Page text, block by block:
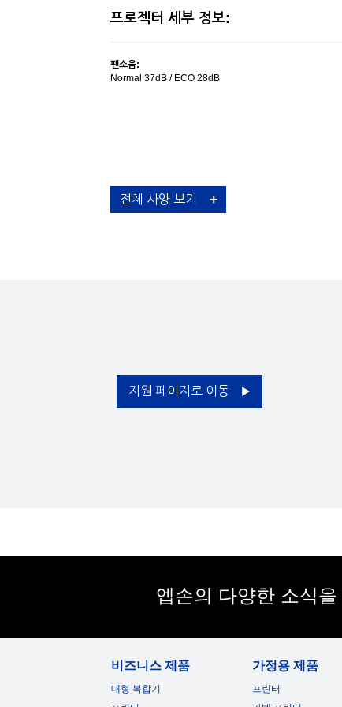
프로젝터 세부 정보:
팬소음:
Normal 37dB / ECO 28dB
밝기:
H Keystone : -30° ~ +30°
V Keystone : -30° ~ +30°
광출력 균일도:
220-240V Area(Europe etc), Networked Standby : 2.0W
Normal) : 285W
220-240V Area(Europe etc), LD On(Power
전체 사양 보기
지원 페이지로 이동
엡손의 다양한 소식
비즈니스 제품
대형 복합기
가정용 제품
프린터